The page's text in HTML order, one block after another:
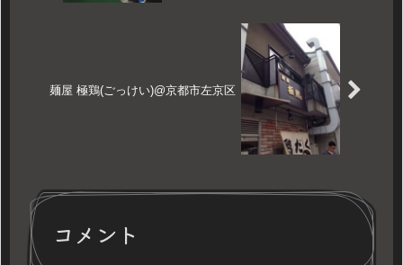
麺屋 極鶏(ごっけい)@京都市左京区
コメント